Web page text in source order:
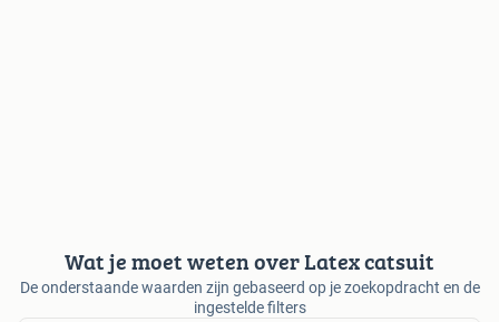
Wat je moet weten over Latex catsuit
De onderstaande waarden zijn gebaseerd op je zoekopdracht en de
ingestelde filters